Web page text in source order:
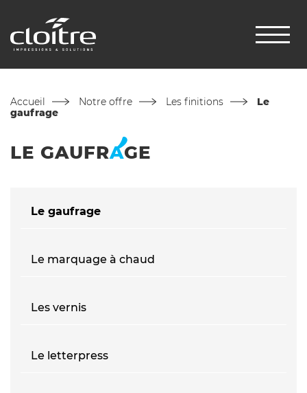
Accueil Notre offre Les finitions
Le
gaufrage
LE GAUFRAGE
Le gaufrage
Le marquage à chaud
Les vernis
Le letterpress